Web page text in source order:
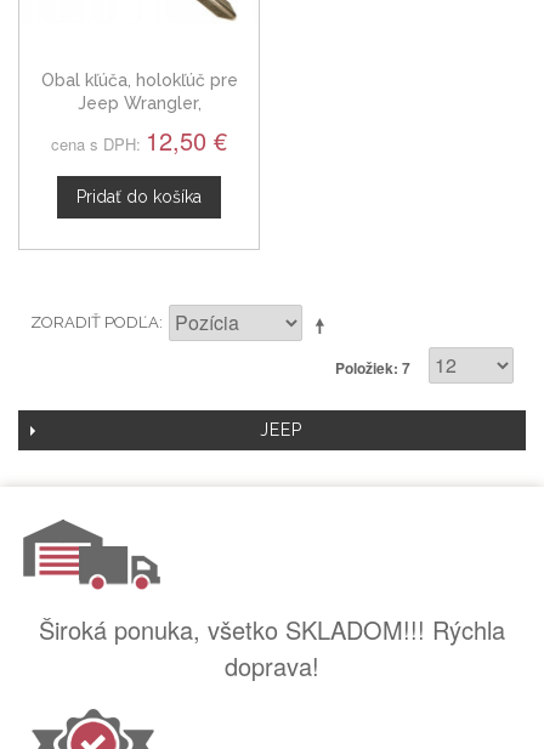
Obal kľúča, holokľúč pre
Jeep Wrangler,
cena s DPH: 12,50 €
Pridať do košíka
ZORADIŤ PODĽA
Položiek: 7
JEEP
Široká ponuka, všetko SKLADOM!!! Rýchla
doprava!